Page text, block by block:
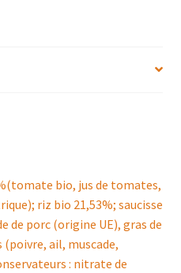
bio, jus de tomates,
riz bio 21,53%; saucisse
de porc (origine UE), gras de
(poivre, ail, muscade,
: nitrate de